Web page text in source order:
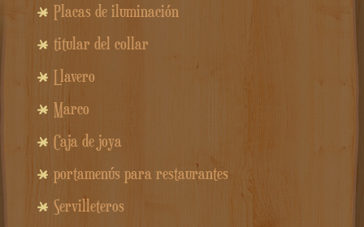
Placas de iluminación
titular del collar
Llavero
Marco
Caja de joya
portamenús para restaurantes
Servilleteros